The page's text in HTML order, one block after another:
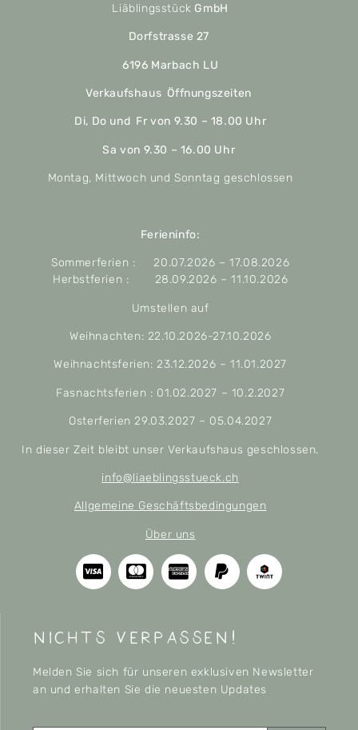
Liäblingsstück GmbH
Dorfstrasse 27
6196 Marbach LU
Verkaufshaus Öffnungszeiten
Di, Do und Fr von 9.30 – 18.00 Uhr
Sa von 9.30 – 16.00 Uhr
Montag, Mittwoch und Sonntag geschlossen
Ferieninfo:
Sommerferien : 20.07.2026 – 17.08.2026
Herbstferien : 28.09.2026 – 11.10.2026
Umstellen auf
Weihnachten: 22.10.2026-27.10.2026
Weihnachtsferien: 23.12.2026 – 11.01.2027
Fasnachtsferien : 01.02.2027 – 10.2.2027
Osterferien 29.03.2027 – 05.04.2027
In dieser Zeit bleibt unser Verkaufshaus geschlossen.
info@liaeblingsstueck.ch
Allgemeine Geschäftsbedingungen
Über uns
nichts verpassen!
Melden Sie sich für unseren exklusiven Newsletter
an und erhalten Sie die neuesten Updates